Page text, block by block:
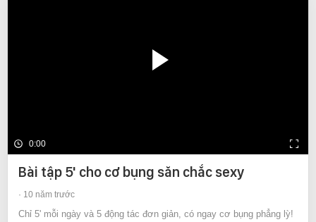
0:00
Bài tập 5' cho cơ bụng săn chắc sexy
10 năm trước
Chỉ 5' mỗi ngày và 5 động tác đơn giản, có ngay cơ bụng phẳng lỳ!